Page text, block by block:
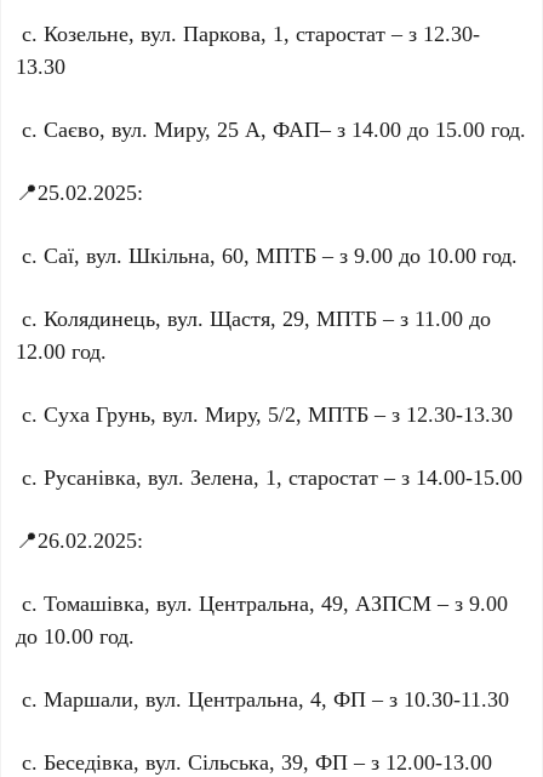
с. Козельне, вул. Паркова, 1, старостат – з 12.30-
13.30
с. Саєво, вул. Миру, 25 А, ФАП– з 14.00 до 15.00 год.
📍25.02.2025:
с. Саї, вул. Шкільна, 60, МПТБ – з 9.00 до 10.00 год.
с. Колядинець, вул. Щастя, 29, МПТБ – з 11.00 до
12.00 год.
с. Суха Грунь, вул. Миру, 5/2, МПТБ – з 12.30-13.30
с. Русанівка, вул. Зелена, 1, старостат – з 14.00-15.00
📍26.02.2025:
с. Томашівка, вул. Центральна, 49, АЗПСМ – з 9.00
до 10.00 год.
с. Маршали, вул. Центральна, 4, ФП – з 10.30-11.30
с. Беседівка, вул. Сільська, 39, ФП – з 12.00-13.00